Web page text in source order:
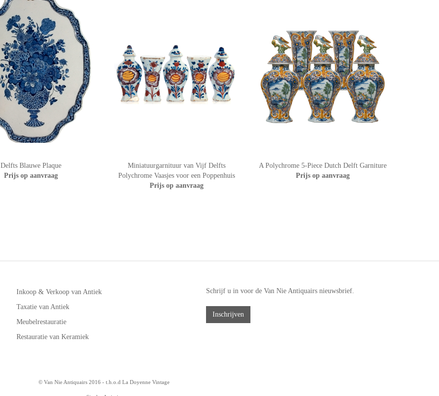
Delfts Blauwe Plaque
Prijs op aanvraag
Miniatuurgarnituur van Vijf Delfts
Polychrome Vaasjes voor een Poppenhuis
Prijs op aanvraag
A Polychrome 5-Piece Dutch Delft Garniture
Prijs op aanvraag
Inkoop & Verkoop van Antiek
Taxatie van Antiek
Meubelrestauratie
Restauratie van Keramiek
Schrijf u in voor de Van Nie Antiquairs nieuwsbrief.
Inschrijven
© Van Nie Antiquairs 2016 - t.h.o.d La Doyenne Vintage